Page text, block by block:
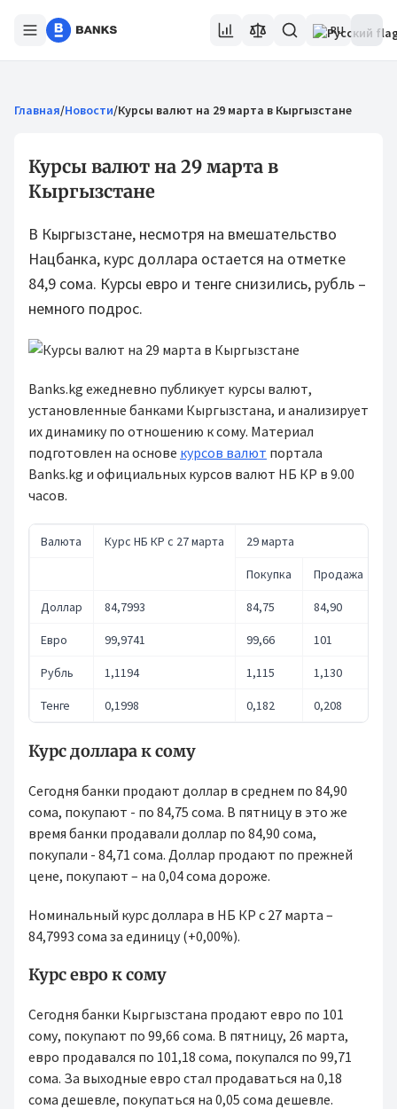
RU
Главная/Новости/Курсы валют на 29 марта в Кыргызстане
Курсы валют на 29 марта в
Кыргызстане
В Кыргызстане, несмотря на вмешательство
Нацбанка, курс доллара остается на отметке
84,9 сома. Курсы евро и тенге снизились, рубль –
немного подрос.
Banks.kg ежедневно публикует курсы валют,
установленные банками Кыргызстана, и анализирует
их динамику по отношению к сому. Материал
подготовлен на основе курсов валют портала
Banks.kg и официальных курсов валют НБ КР в 9.00
часов.
Валюта Курс НБ КР с 27 марта 29 марта
Покупка Продажа
Доллар 84,7993 84,75 84,90
Евро 99,9741 99,66 101
Рубль 1,1194 1,115 1,130
Тенге 0,1998 0,182 0,208
Курс доллара к сому
Сегодня банки продают доллар в среднем по 84,90
сома, покупают - по 84,75 сома. В пятницу в это же
время банки продавали доллар по 84,90 сома,
покупали - 84,71 сома. Доллар продают по прежней
цене, покупают – на 0,04 сома дороже.
Номинальный курс доллара в НБ КР с 27 марта –
84,7993 сома за единицу (+0,00%).
Курс евро к сому
Сегодня банки Кыргызстана продают евро по 101
сому, покупают по 99,66 сома. В пятницу, 26 марта,
евро продавался по 101,18 сома, покупался по 99,71
сома. За выходные евро стал продаваться на 0,18
сома дешевле, покупаться на 0,05 сома дешевле.